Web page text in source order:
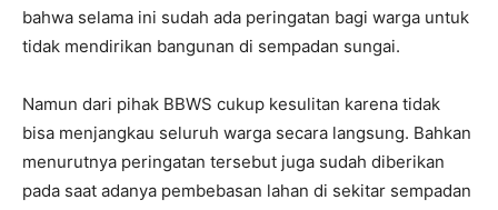
bahwa selama ini sudah ada peringatan bagi warga untuk
tidak mendirikan bangunan di sempadan sungai.
Namun dari pihak BBWS cukup kesulitan karena tidak
bisa menjangkau seluruh warga secara langsung. Bahkan
menurutnya peringatan tersebut juga sudah diberikan
pada saat adanya pembebasan lahan di sekitar sempadan